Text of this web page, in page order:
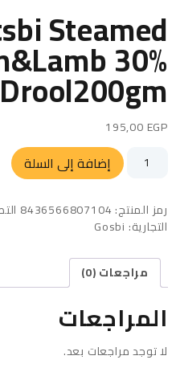
Steamed
30%
Drool200gm
195,00 EGP
إضافة إلى السلة
رمز المنتج: 8436566807104
التجارية: Gosbi
مراجعات (0)
المراجعات
لا توجد مراجعات بعد.